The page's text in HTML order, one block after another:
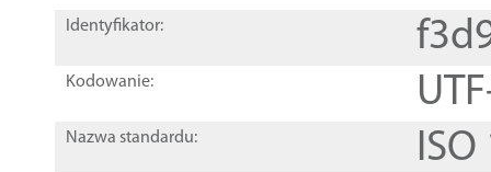
Identyfikator:
Kodowanie:
Nazwa standardu: